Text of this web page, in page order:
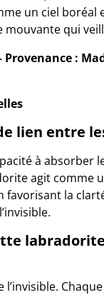
un ciel boréal
mouvante qui
Provenance :
lien entre
à absorber
agit comme
favorisant la
l’invisible.